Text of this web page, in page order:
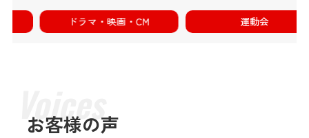
ドラマ・映画・CM 運動会
お客様の声